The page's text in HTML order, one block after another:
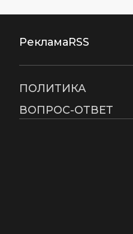
РекламаRSS
ПОЛИТИКА
ВОПРОС-ОТВЕТ